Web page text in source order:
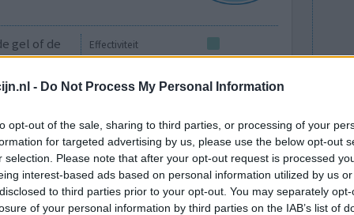
- Do Not Process My Personal Information
opt-out of the sale, sharing to third parties, or processing of your
for targeted advertising by us, please use the below opt-out
selection. Please note that after your opt-out request is processed
interest-based ads based on personal information utilized by us
to third parties prior to your opt-out. You may separately
of your personal information by third parties on the IAB’s list of
Effectiviteit
Bijwerkingen
gel of de
0 reacties